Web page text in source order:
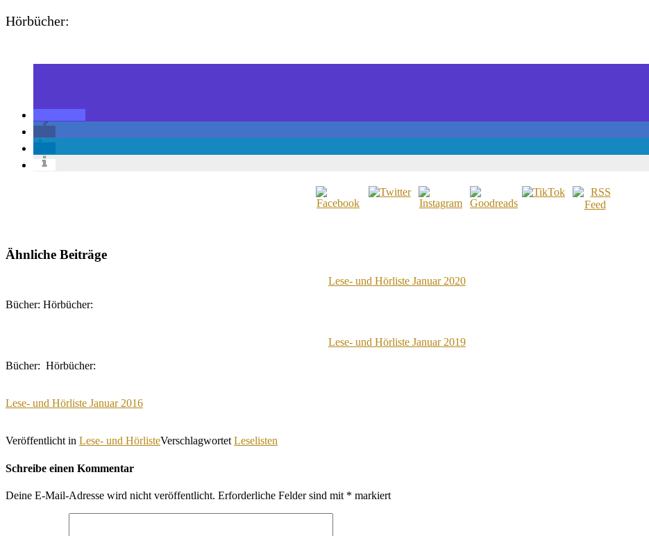
Hörbücher:
Ähnliche Beiträge
Lese- und Hörliste Januar 2020
Bücher: Hörbücher:
Lese- und Hörliste Januar 2019
Bücher: Hörbücher:
Lese- und Hörliste Januar 2016
Veröffentlicht in Lese- und HörlisteVerschlagwortet Leselisten
Schreibe einen Kommentar
Deine E-Mail-Adresse wird nicht veröffentlicht. Erforderliche Felder sind mit * markiert